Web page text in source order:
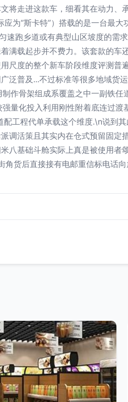
将走进这款车，细看其在动力
“斯卡特”）搭载的是一台最大
速跑乡道或有典型山区坡度的
满载起步并不费力。该套款的车
度的整个新车阶段维度评测普
泛普及...不过标准等很多地域
作骨架组成系覆盖之中一副铁
量化投入利用刚性附着底连过渡
工程代单承载这个维度.\n说到
调活策且其实内在仓式预留固定
八基础斗舱实际上真是被使用者
货后直接接有电邮重信标电话